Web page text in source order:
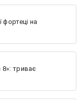
фортеці на
8»: триває